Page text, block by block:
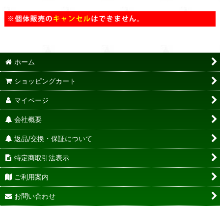
ホーム
ショッピングカート
マイページ
会社概要
返品/交換・保証について
特定商取引法表示
ご利用案内
お問い合わせ